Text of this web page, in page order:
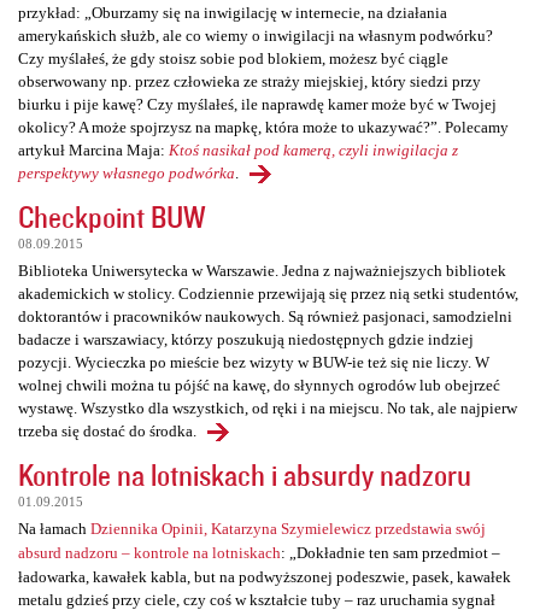
przykład: „Oburzamy się na inwigilację w internecie, na działania
amerykańskich służb, ale co wiemy o inwigilacji na własnym podwórku?
Czy myślałeś, że gdy stoisz sobie pod blokiem, możesz być ciągle
obserwowany np. przez człowieka ze straży miejskiej, który siedzi przy
biurku i pije kawę? Czy myślałeś, ile naprawdę kamer może być w Twojej
okolicy? A może spojrzysz na mapkę, która może to ukazywać?”. Polecamy
artykuł Marcina Maja: Ktoś nasikał pod kamerą, czyli inwigilacja z
perspektywy własnego podwórka
Checkpoint BUW
08.09.2015
Biblioteka Uniwersytecka w Warszawie. Jedna z najważniejszych bibliotek
akademickich w stolicy. Codziennie przewijają się przez nią setki studentów,
doktorantów i pracowników naukowych. Są również pasjonaci, samodzielni
badacze i warszawiacy, którzy poszukują niedostępnych gdzie indziej
pozycji. Wycieczka po mieście bez wizyty w BUW-ie też się nie liczy. W
wolnej chwili można tu pójść na kawę, do słynnych ogrodów lub obejrzeć
wystawę. Wszystko dla wszystkich, od ręki i na miejscu. No tak, ale najpierw
trzeba się dostać do środka.
Kontrole na lotniskach i absurdy nadzoru
01.09.2015
Na łamach Dziennika Opinii, Katarzyna Szymielewicz przedstawia swój
absurd nadzoru – kontrole na lotniskach: „Dokładnie ten sam przedmiot –
ładowarka, kawałek kabla, but na podwyższonej podeszwie, pasek, kawałek
metalu gdzieś przy ciele, czy coś w kształcie tuby – raz uruchamia sygnał